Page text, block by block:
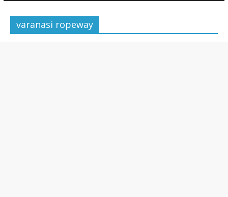
varanasi ropeway